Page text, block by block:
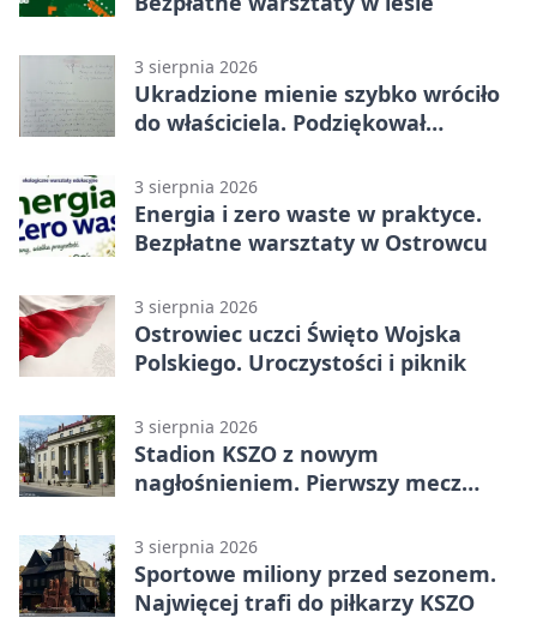
3 sierpnia 2026
Ukradzione mienie szybko wróciło
do właściciela. Podziękował
3 sierpnia 2026
Energia i zero waste w praktyce.
Bezpłatne warsztaty w Ostrowcu
3 sierpnia 2026
Ostrowiec uczci Święto Wojska
Polskiego. Uroczystości i piknik
3 sierpnia 2026
Stadion KSZO z nowym
nagłośnieniem. Pierwszy mecz
3 sierpnia 2026
Sportowe miliony przed sezonem.
Najwięcej trafi do piłkarzy KSZO